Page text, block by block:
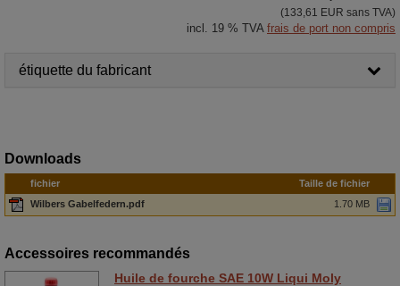
(133,61 EUR sans TVA)
incl. 19 % TVA frais de port non compris
étiquette du fabricant
Downloads
fichier
Taille de fichier
Wilbers Gabelfedern.pdf
1.70 MB
Accessoires recommandés
Huile de fourche SAE 10W Liqui Moly